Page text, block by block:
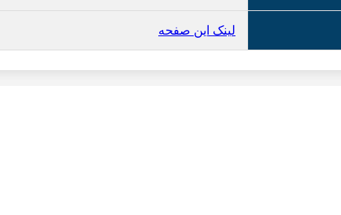
لینک این صفحه